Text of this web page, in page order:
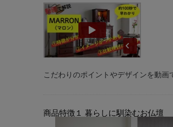
こだわりのポイントやデザインを動画
商品特徴１ 暮らしに馴染むお仏壇